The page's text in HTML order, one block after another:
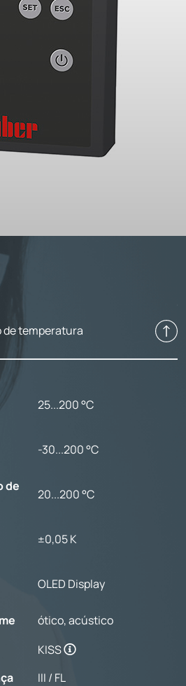
de temperatura
25...200 °C
-30...200 °C
de
20...200 °C
±0,05 K
OLED Display
ótico, acústico
KISS
III / FL